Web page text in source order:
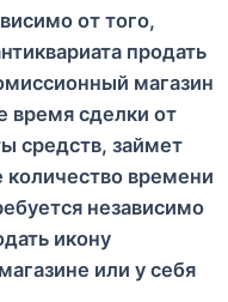
от того,
продать
магазин
сделки от
средств, займет
количество времени
независимо
икону
или у себя